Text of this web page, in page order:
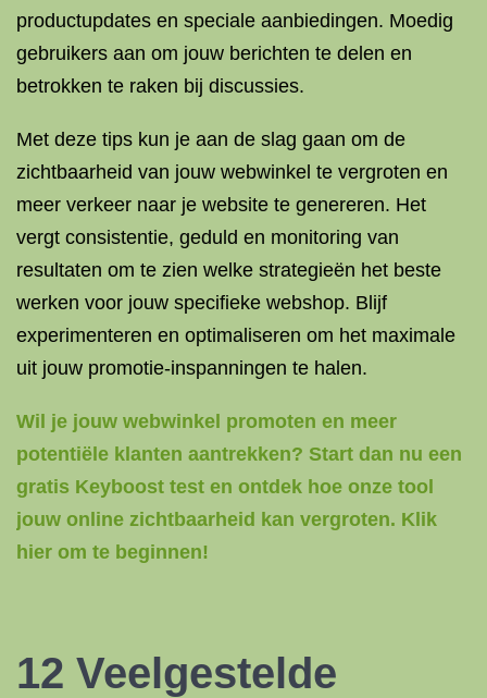
productupdates en speciale aanbiedingen. Moedig
gebruikers aan om jouw berichten te delen en
betrokken te raken bij discussies.
Met deze tips kun je aan de slag gaan om de
zichtbaarheid van jouw webwinkel te vergroten en
meer verkeer naar je website te genereren. Het
vergt consistentie, geduld en monitoring van
resultaten om te zien welke strategieën het beste
werken voor jouw specifieke webshop. Blijf
experimenteren en optimaliseren om het maximale
uit jouw promotie-inspanningen te halen.
Wil je jouw webwinkel promoten en meer
potentiële klanten aantrekken? Start dan nu een
gratis Keyboost test en ontdek hoe onze tool
jouw online zichtbaarheid kan vergroten. Klik
hier om te beginnen!
12 Veelgestelde